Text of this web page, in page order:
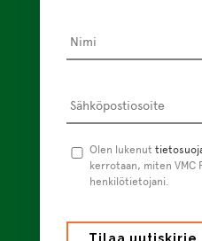
Tietosuojaseloste *
Olen lukenut
kerrotaan, miten VMC
henkilötietojani.